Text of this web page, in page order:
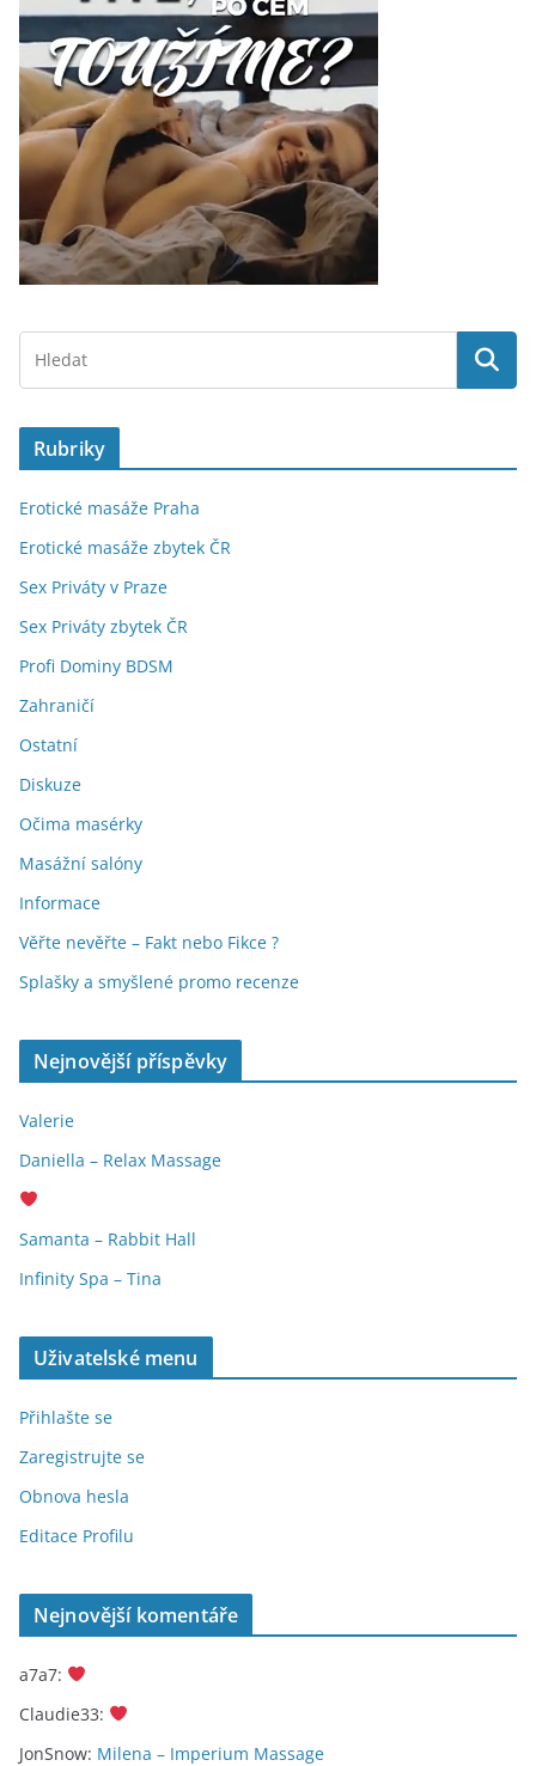
Rubriky
Erotické masáže Praha
Erotické masáže zbytek ČR
Sex Priváty v Praze
Sex Priváty zbytek ČR
Profi Dominy BDSM
Zahraničí
Ostatní
Diskuze
Očima masérky
Masážní salóny
Informace
Věřte nevěřte – Fakt nebo Fikce ?
Splašky a smyšlené promo recenze
Nejnovější příspěvky
Valerie
Daniella – Relax Massage
Samanta – Rabbit Hall
Infinity Spa – Tina
Uživatelské menu
Přihlašte se
Zaregistrujte se
Obnova hesla
Editace Profilu
Nejnovější komentáře
a7a7:
Claudie33:
JonSnow: Milena – Imperium Massage